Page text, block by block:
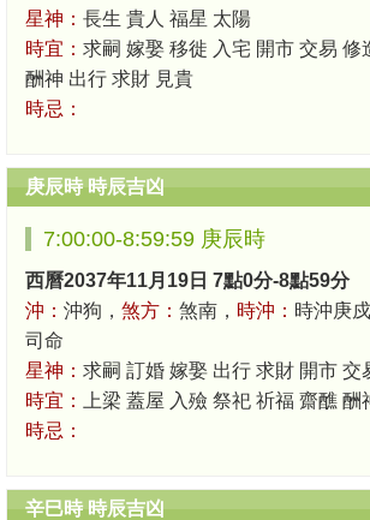
星神： 長生 貴人 福星 太陽
時宜： 求嗣 嫁娶 移徙 入宅 開市 交易 修
酬神 出行 求財 見貴
時忌：
庚辰時 時辰吉凶
7:00:00-8:59:59 庚辰時
西曆2037年11月19日 7點0分-8點59分
沖： 沖狗， 煞方： 煞南， 時沖： 時沖庚
司命
星神： 求嗣 訂婚 嫁娶 出行 求財 開市 交
時宜：
上梁 蓋屋 入殮 祭祀 祈福 齋醮 酬
時忌：
辛巳時 時辰吉凶